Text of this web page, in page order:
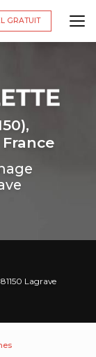
GRATUIT
Lagrave